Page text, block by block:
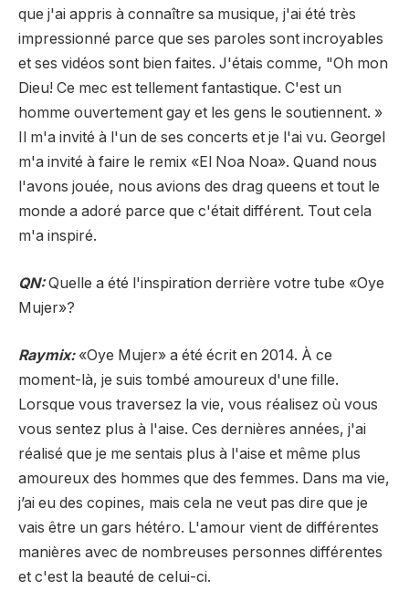
que j'ai appris à connaître sa musique, j'ai été très
impressionné parce que ses paroles sont incroyables
et ses vidéos sont bien faites. J'étais comme, "Oh mon
Dieu! Ce mec est tellement fantastique. C'est un
homme ouvertement gay et les gens le soutiennent. »
Il m'a invité à l'un de ses concerts et je l'ai vu. Georgel
m'a invité à faire le remix «El Noa Noa». Quand nous
l'avons jouée, nous avions des drag queens et tout le
monde a adoré parce que c'était différent. Tout cela
m'a inspiré.
QN:Quelle a été l'inspiration derrière votre tube «Oye
Mujer»?
Raymix:«Oye Mujer» a été écrit en 2014. À ce
moment-là, je suis tombé amoureux d'une fille.
Lorsque vous traversez la vie, vous réalisez où vous
vous sentez plus à l'aise. Ces dernières années, j'ai
réalisé que je me sentais plus à l'aise et même plus
amoureux des hommes que des femmes. Dans ma vie,
j’ai eu des copines, mais cela ne veut pas dire que je
vais être un gars hétéro. L'amour vient de différentes
manières avec de nombreuses personnes différentes
et c'est la beauté de celui-ci.